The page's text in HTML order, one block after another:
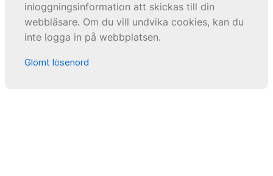
inloggningsinformation att skickas till din
webbläsare. Om du vill undvika cookies, kan du
inte logga in på webbplatsen.
Glömt lösenord